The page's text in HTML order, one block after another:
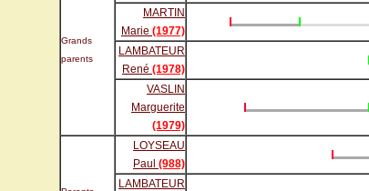
Grands
parents
MARTIN
Marie (1977)
LAMBATEUR
René (1978)
VASLIN
Marguerite
(1979)
LOYSEAU
Paul (988)
LAMBATEUR